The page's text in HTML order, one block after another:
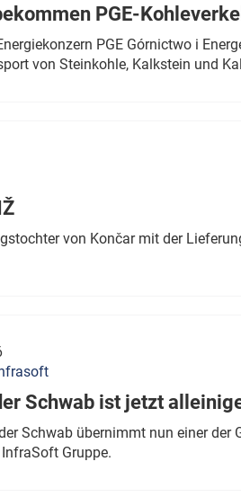
PGE-
PGE Górnictwo i
von Steinkohle, Kalkstein und
von Končar mit der
Schwab ist jetzt
Schwab übernimmt nun einer der
Gruppe.